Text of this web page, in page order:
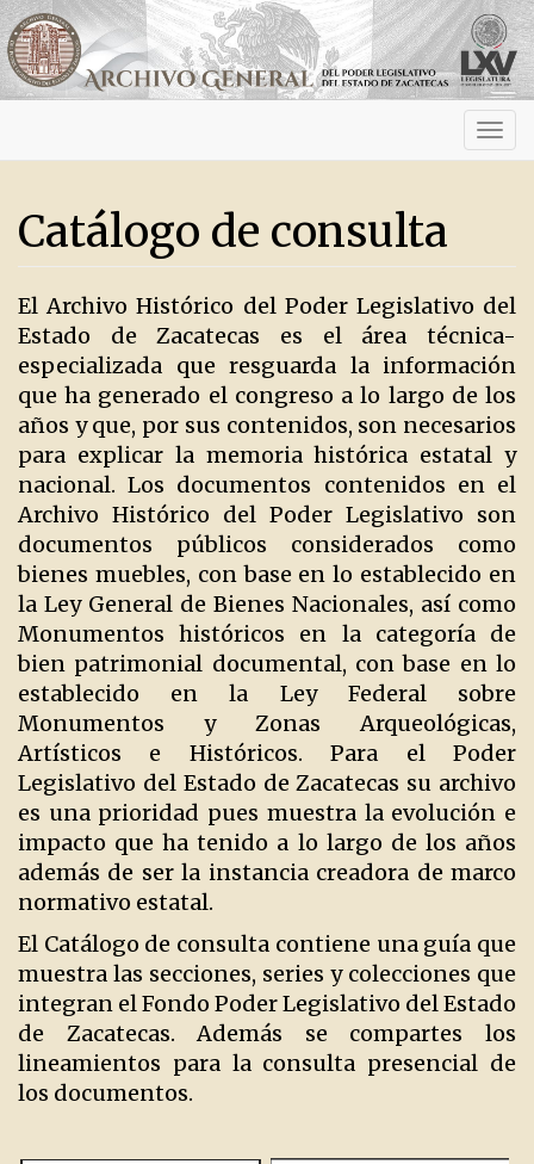
Catálogo de consulta
El Archivo Histórico del Poder Legislativo del
Estado de Zacatecas es el área técnica-
especializada que resguarda la información
que ha generado el congreso a lo largo de los
años y que, por sus contenidos, son necesarios
para explicar la memoria histórica estatal y
nacional. Los documentos contenidos en el
Archivo Histórico del Poder Legislativo son
documentos públicos considerados como
bienes muebles, con base en lo establecido en
la Ley General de Bienes Nacionales, así como
Monumentos históricos en la categoría de
bien patrimonial documental, con base en lo
establecido en la Ley Federal sobre
Monumentos y Zonas Arqueológicas,
Artísticos e Históricos. Para el Poder
Legislativo del Estado de Zacatecas su archivo
es una prioridad pues muestra la evolución e
impacto que ha tenido a lo largo de los años
además de ser la instancia creadora de marco
normativo estatal.
El Catálogo de consulta contiene una guía que
muestra las secciones, series y colecciones que
integran el Fondo Poder Legislativo del Estado
de Zacatecas. Además se compartes los
lineamientos para la consulta presencial de
los documentos.